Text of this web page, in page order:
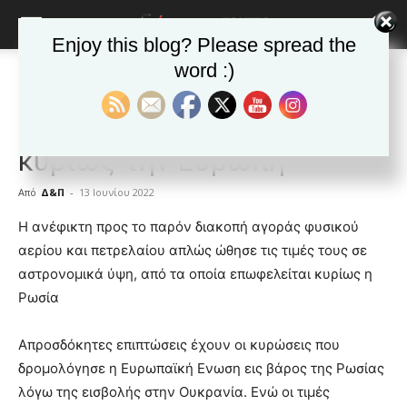
ΕΙΔΗΣΕΙΣ Κόσμος
Οι κυρώσεις πλήττουν
κυρίως την Ευρώπη
Από Δ&Π - 13 Ιουνίου 2022
blonde
lesbians
very
hot
cam
xxx
lyons
teaches
Η ανέφικτη προς το παρόν διακοπή αγοράς φυσικού
αερίου και πετρελαίου απλώς ώθησε τις τιμές τους σε
αστρονομικά ύψη, από τα οποία επωφελείται κυρίως η
Ρωσία
Απροσδόκητες επιπτώσεις έχουν οι κυρώσεις που
δρομολόγησε η Ευρωπαϊκή Ενωση εις βάρος της Ρωσίας
λόγω της εισβολής στην Ουκρανία. Ενώ οι τιμές
Enjoy this blog? Please spread the
word :)